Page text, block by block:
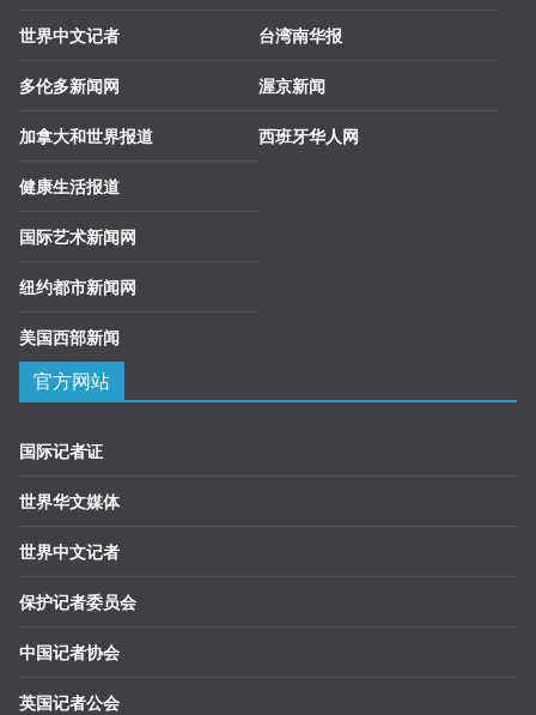
世界中文记者
多伦多新闻网
加拿大和世界报道
健康生活报道
国际艺术新闻网
纽约都市新闻网
美国西部新闻
台湾南华报
渥京新闻
西班牙华人网
官方网站
国际记者证
世界华文媒体
世界中文记者
保护记者委员会
中国记者协会
英国记者公会